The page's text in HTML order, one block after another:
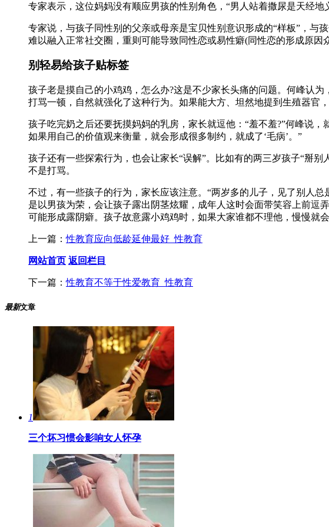
专家表示，这位妈妈没有顺应男孩的性别角色，“男人站着撒尿是天经地
专家说，与孩子同性别的父亲或母亲是宝贝性别意识形成的“样板”，与
难以融入正常社交圈，重则可能导致同性恋或易性癖(同性恋的形成原
别轻易给孩子贴标签
孩子老是摸自己的小鸡鸡，怎么办?这是不少家长头痛的问题。何峰认
打骂一顿，自然就强化了这种行为。如果能大方、坦然地提到生殖器官
孩子吃完奶之后还要抚摸妈妈的乳房，家长就逗他：“羞不羞?”何峰说
如果用自己的价值观来衡量，就会形成很多制约，就成了‘毛病’。”
孩子还有一些探索行为，也会让家长“误解”。比如有的两三岁孩子“掰
不是打骂。
不过，有一些孩子的行为，家长应该注意。“两岁多的儿子，见了别人
是以男孩为荣，会让孩子露出阴茎炫耀，成年人这时会面带笑容上前
可能形成露阴癖。孩子故意露小鸡鸡时，如果大家谁都不理他，慢慢就会
上一篇：性教育应向低龄延伸最好_性教育
网站首页 返回栏目
下一篇：性教育不等于性爱教育_性教育
最新文章
1
三个坏习惯会影响女人怀孕